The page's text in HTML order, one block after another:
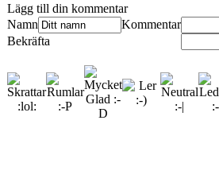
Lägg till din kommentar
Namn
Kommentar
Bekräfta